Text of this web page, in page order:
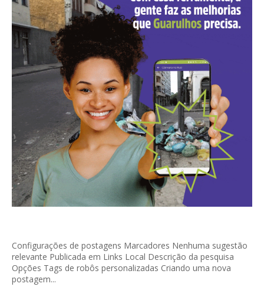
Configurações de postagens Marcadores Nenhuma sugestão
relevante Publicada em Links Local Descrição da pesquisa
Opções Tags de robôs personalizadas Criando uma nova
postagem...